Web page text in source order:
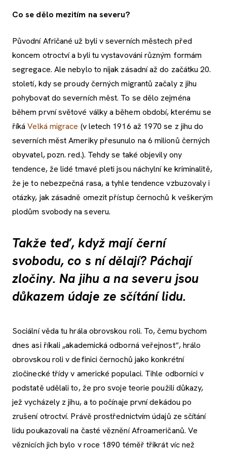
Co se dělo mezitím na severu?
Původní Afričané už byli v severních městech před
koncem otroctví a byli tu vystavováni různým formám
segregace. Ale nebylo to nijak zásadní až do začátku 20.
století, kdy se proudy černých migrantů začaly z jihu
pohybovat do severních měst. To se dělo zejména
během první světové války a během období, kterému se
říká Velká migrace (v letech 1916 až 1970 se z jihu do
severních měst Ameriky přesunulo na 6 milionů černých
obyvatel, pozn. red.). Tehdy se také objevily ony
tendence, že lidé tmavé pleti jsou náchylní ke kriminalitě,
že je to nebezpečná rasa, a tyhle tendence vzbuzovaly i
otázky, jak zásadně omezit přístup černochů k veškerým
plodům svobody na severu.
Takže teď, když mají černí
svobodu, co s ní dělají? Páchají
zločiny. Na jihu a na severu jsou
důkazem údaje ze sčítání lidu.
Sociální věda tu hrála obrovskou roli. To, čemu bychom
dnes asi říkali „akademická odborná veřejnost“, hrálo
obrovskou roli v definici černochů jako konkrétní
zločinecké třídy v americké populaci. Tihle odborníci v
podstatě udělali to, že pro svoje teorie použili důkazy,
jež vycházely z jihu, a to počínaje první dekádou po
zrušení otroctví. Právě prostřednictvím údajů ze sčítání
lidu poukazovali na časté věznění Afroameričanů. Ve
věznicích jich bylo v roce 1890 téměř třikrát víc než